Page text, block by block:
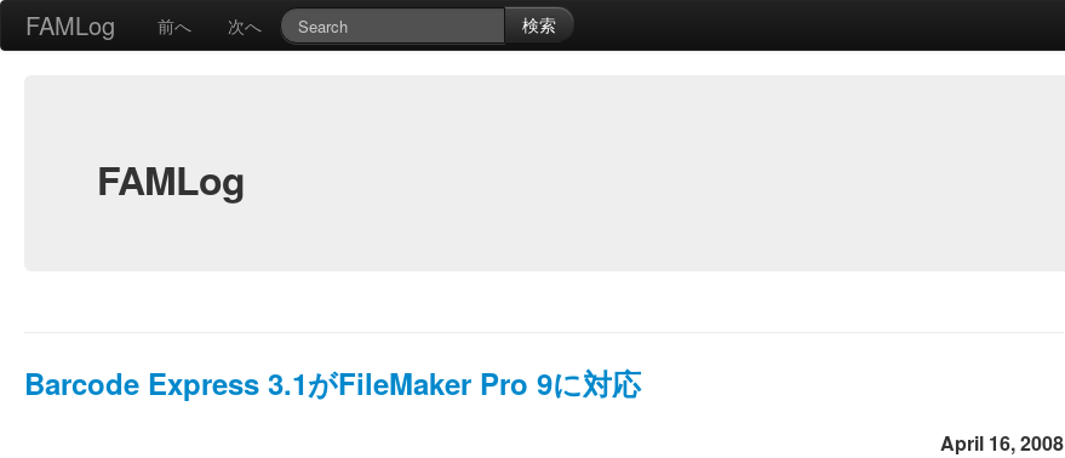
FAMLog 前へ 次へ 検索
FAMLog
Barcode Express 3.1がFileMaker Pro 9に対応
April 16, 2008